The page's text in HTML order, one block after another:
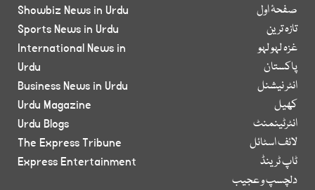
صفحۂ اول
تازہ ترین
غزہ لہو لہو
پاکستان
انٹر نیشنل
کھیل
انٹرٹینمنٹ
لائف اسٹائل
ٹاپ ٹرینڈ
دلچسپ و عجیب
Showbiz News in Urdu
Sports News in Urdu
International News in
Urdu
Business News in Urdu
Urdu Magazine
Urdu Blogs
The Express Tribune
Express Entertainment